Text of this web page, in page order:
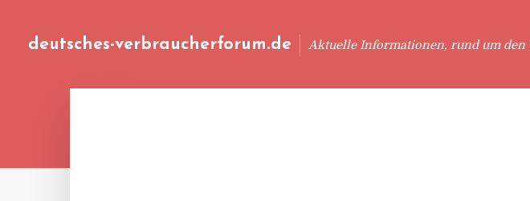
deutsches-verbraucherforum.de Aktuelle Informationen, rund um den